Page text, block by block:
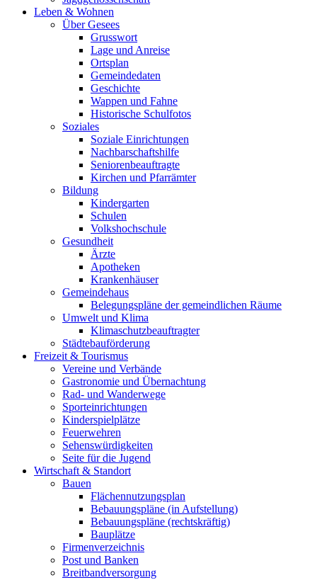
Leben & Wohnen
Über Gesees
Grusswort
Lage und Anreise
Ortsplan
Gemeindedaten
Geschichte
Wappen und Fahne
Historische Schulfotos
Soziales
Soziale Einrichtungen
Nachbarschaftshilfe
Seniorenbeauftragte
Kirchen und Pfarrämter
Bildung
Kindergarten
Schulen
Volkshochschule
Gesundheit
Ärzte
Apotheken
Krankenhäuser
Gemeindehaus
Belegungspläne der gemeindlichen Räume
Umwelt und Klima
Klimaschutzbeauftragter
Städtebauförderung
Freizeit & Tourismus
Vereine und Verbände
Gastronomie und Übernachtung
Rad- und Wanderwege
Sporteinrichtungen
Kinderspielplätze
Feuerwehren
Sehenswürdigkeiten
Seite für die Jugend
Wirtschaft & Standort
Bauen
Flächennutzungsplan
Bebauungspläne (in Aufstellung)
Bebauungspläne (rechtskräftig)
Bauplätze
Firmenverzeichnis
Post und Banken
Breitbandversorgung